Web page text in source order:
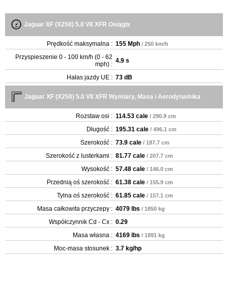
Jaguar XF (X250) 5.0 V8 XFR Osiągix
Prędkość maksymalna : 155 Mph / 250 km/h
Przyspieszenie 0 - 100 km/h (0 - 62
mph) : 4.9 s
Hałas jazdy UE : 73 dB
Jaguar XF (X250) 5.0 V8 XFR Wymiary, Masa i Aerodynamika
Rozstaw osi : 114.53 cale / 290.9 cm
Długość : 195.31 cale / 496.1 cm
Szerokość : 73.9 cale / 187.7 cm
Szerokość z lusterkami : 81.77 cale / 207.7 cm
Wysokość : 57.48 cale / 146.0 cm
Przednią oś szerokość : 61.38 cale / 155.9 cm
Tylna oś szerokość : 61.85 cale / 157.1 cm
Masa całkowita przyczepy : 4079 lbs / 1850 kg
Współczynnik Cd - Cx : 0.29
Masa własna : 4169 lbs / 1891 kg
Moc-masa stosunek : 3.7 kg/hp